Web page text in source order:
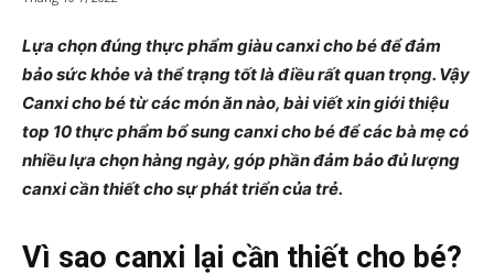
Lựa chọn đúng thực phẩm giàu canxi cho bé để đảm
bảo sức khỏe và thể trạng tốt là điều rất quan trọng. Vậy
Canxi cho bé từ các món ăn nào, bài viết xin giới thiệu
top 10 thực phẩm bổ sung canxi cho bé để các bà mẹ có
nhiều lựa chọn hàng ngày, góp phần đảm bảo đủ lượng
canxi cần thiết cho sự phát triển của trẻ.
Vì sao canxi lại cần thiết cho bé?